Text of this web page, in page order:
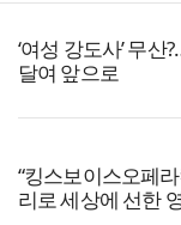
‘여성 강도사’ 무
달여 앞으로
“킹스보이스오페
리로 세상에 선한